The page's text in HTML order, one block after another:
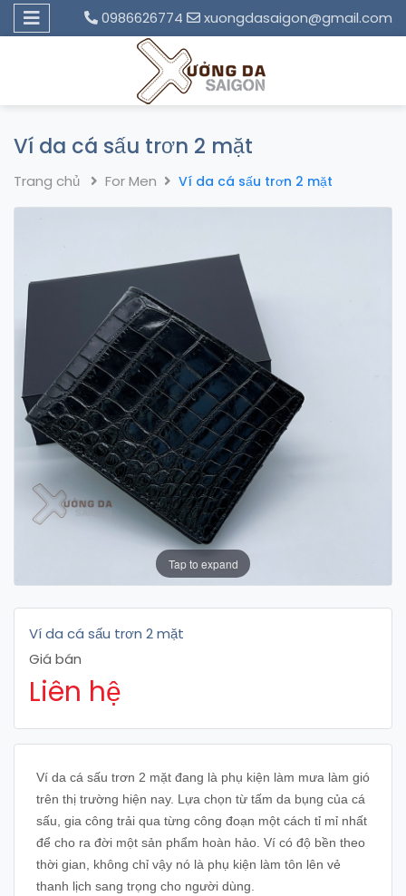
0986626774 xuongdasaigon@gmail.com
Ví da cá sấu trơn 2 mặt
Trang chủ For Men Ví da cá sấu trơn 2 mặt
Tap to expand
Ví da cá sấu trơn 2 mặt
Giá bán
Liên hệ
Ví da cá sấu trơn 2 mặt đang là phụ kiện làm mưa làm gió
trên thị trường hiện nay. Lựa chọn từ tấm da bụng của cá
sấu, gia công trải qua từng công đoạn một cách tỉ mỉ nhất
để cho ra đời một sản phẩm hoàn hảo. Ví có độ bền theo
thời gian, không chỉ vậy nó là phụ kiện làm tôn lên vẻ
thanh lịch sang trọng cho người dùng.